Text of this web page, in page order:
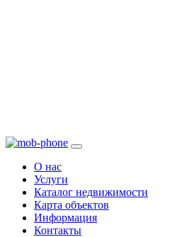
О нас
Услуги
Каталог недвижимости
Карта объектов
Информация
Контакты